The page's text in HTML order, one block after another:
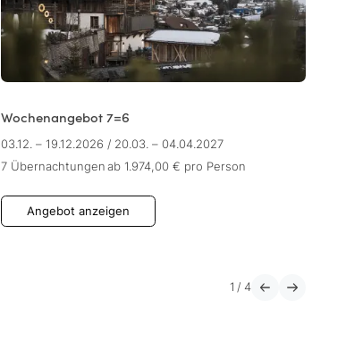
Wochenangebot 7=6
03.12. – 19.12.2026 / 20.03. – 04.04.2027
7 Übernachtungen ab 1.974,00 € pro Person
Angebot anzeigen
1 /4